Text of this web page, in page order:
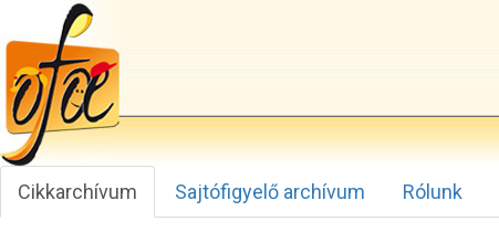
Cikkarchívum Sajtófigyelő archívum Rólunk